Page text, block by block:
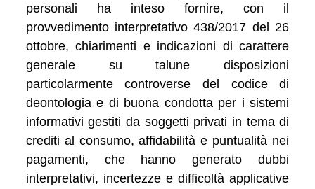
personali ha inteso fornire, con il
provvedimento interpretativo 438/2017 del 26
ottobre, chiarimenti e indicazioni di carattere
generale su talune disposizioni
particolarmente controverse del codice di
deontologia e di buona condotta per i sistemi
informativi gestiti da soggetti privati in tema di
crediti al consumo, affidabilità e puntualità nei
pagamenti, che hanno generato dubbi
interpretativi, incertezze e difficoltà applicative